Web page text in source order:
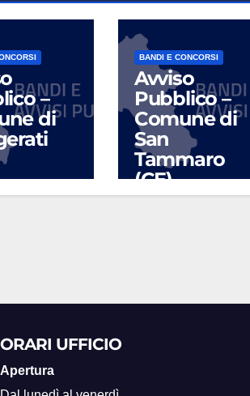
–
di
BANDI E CONCORSI
Avviso
Pubblico –
Comune di
San
Tammaro
(CE)
LUG 10, 2026
ORARI UFFICIO
Apertura